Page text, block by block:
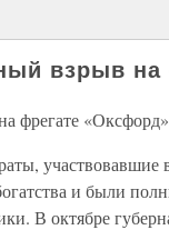
взрыв
фрегате «Оксфорд»
и были
В октябре